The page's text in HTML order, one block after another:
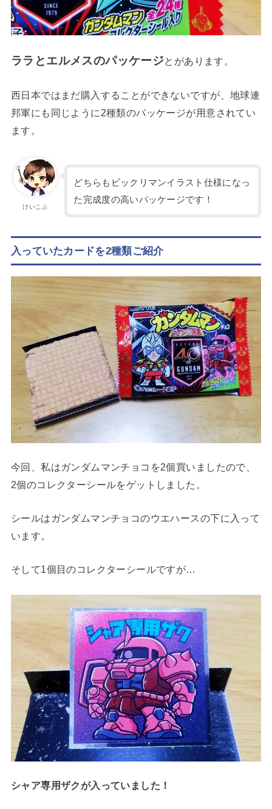
ララとエルメスのパッケージとがあります。
西日本ではまだ購入することができないですが、地球連
邦軍にも同じように2種類のパッケージが用意されてい
ます。
けいこぶ
どちらもビックリマンイラスト仕様になっ
た完成度の高いパッケージです！
入っていたカードを2種類ご紹介
今回、私はガンダムマンチョコを2個買いましたので、
2個のコレクターシールをゲットしました。
シールはガンダムマンチョコのウエハースの下に入って
います。
そして1個目のコレクターシールですが…
シャア専用ザクが入っていました！